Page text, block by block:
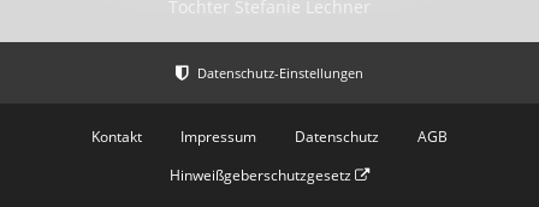
Tochter Stefanie Lechner
Kontakt Impressum Datenschutz
AGB
Hinweißgeberschutzgesetz